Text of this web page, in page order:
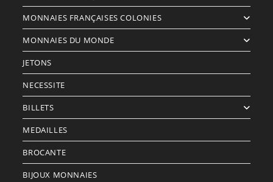
MONNAIES FRANÇAISES COLONIES
MONNAIES DU MONDE
JETONS
NECESSITE
BILLETS
MEDAILLES
BROCANTE
BIJOUX MONNAIES